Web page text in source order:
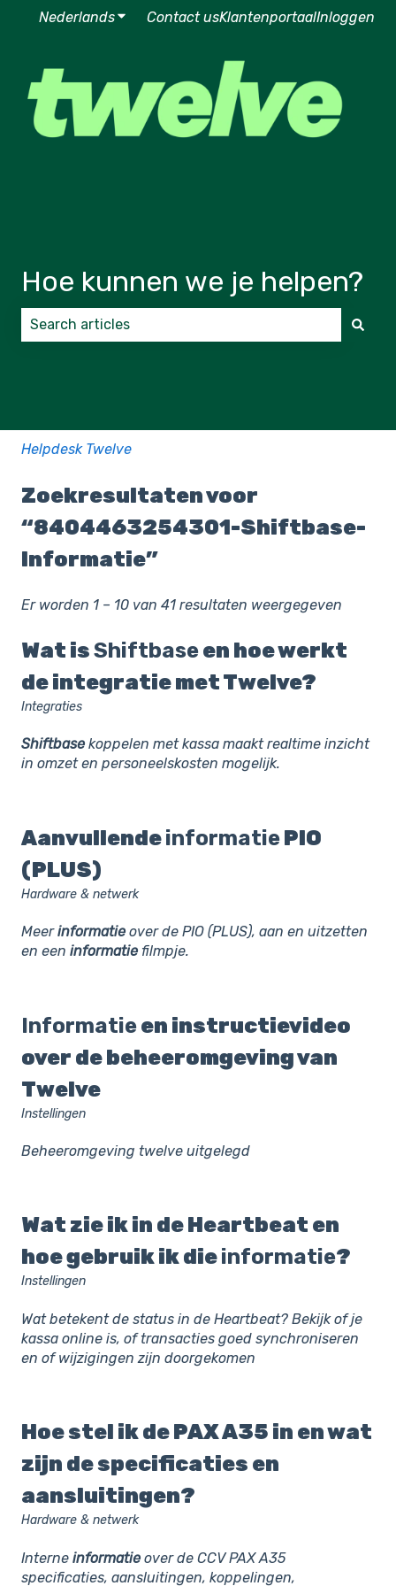
NederlandsSubmenu tonen voor vertalingen
Contact usKlantenportaalInloggen
Hoe kunnen we je helpen?
Helpdesk Twelve
Zoekresultaten voor
“8404463254301-Shiftbase-
Informatie”
Er worden 1 – 10 van 41 resultaten weergegeven
Wat isShiftbaseen hoe werkt
de integratie met Twelve?
Integraties
Shiftbase koppelen met kassa maakt realtime inzicht
in omzet en personeelskosten mogelijk.
AanvullendeinformatiePIO
(PLUS)
Hardware & netwerk
Meerinformatie over de PIO (PLUS), aan en uitzetten
en een informatie filmpje.
Informatieen instructievideo
over de beheeromgeving van
Twelve
Instellingen
Beheeromgeving twelve uitgelegd
Wat zie ik in de Heartbeat en
hoe gebruik ik dieinformatie?
Instellingen
Wat betekent de status in de Heartbeat? Bekijk of je
kassa online is, of transacties goed synchroniseren
en of wijzigingen zijn doorgekomen
Hoe stel ik de PAX A35 in en wat
zijn de specificaties en
aansluitingen?
Hardware & netwerk
Interne informatie over de CCV PAX A35
specificaties, aansluitingen, koppelingen,